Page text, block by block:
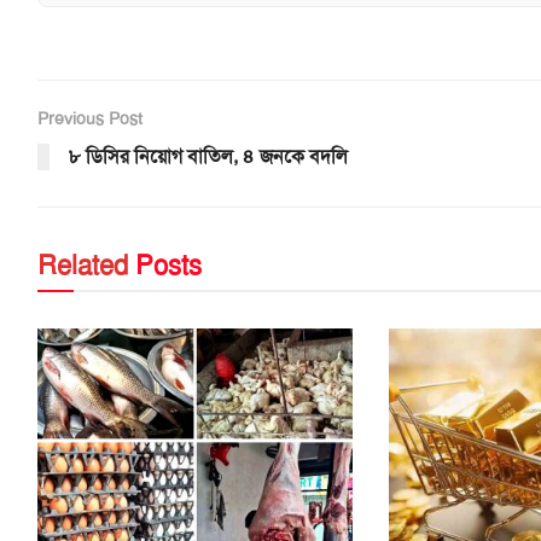
Previous Post
৮ ডিসির নিয়োগ বাতিল, ৪ জনকে বদলি
RelatedPosts